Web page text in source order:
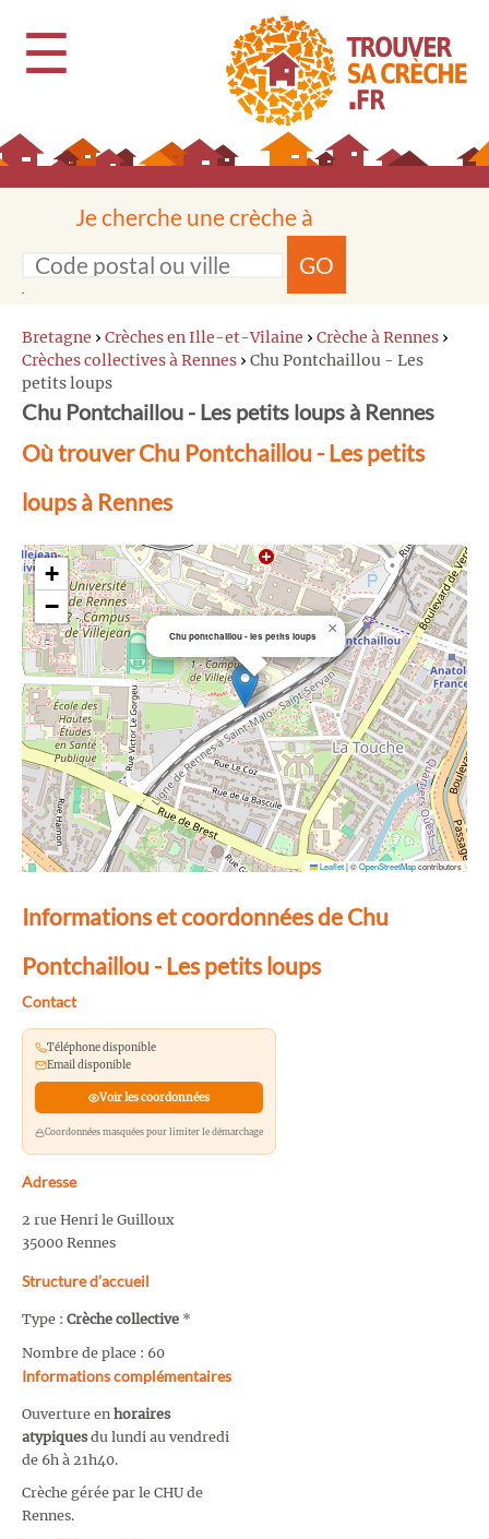
☰
Je cherche une crèche à
GO
Bretagne › Crèches en Ille-et-Vilaine › Crèche à Rennes ›
Crèches collectives à Rennes › Chu Pontchaillou - Les
petits loups
Chu Pontchaillou - Les petits loups à Rennes
Où trouver Chu Pontchaillou - Les petits
loups à Rennes
Chu pontchaillou - les petits loups ×
+
−
Leaflet|©OpenStreetMapcontributors
Informations et coordonnées de Chu
Pontchaillou - Les petits loups
Contact
Téléphone disponible
Email disponible
Voir les coordonnées
Coordonnées masquées pour limiter le démarchage
Adresse
2 rue Henri le Guilloux
35000 Rennes
Structure d’accueil
Type : Crèche collective *
Nombre de place : 60
Informations complémentaires
Ouverture en horaires
atypiquesdu lundi au vendredi
de 6h à 21h40.
Crèche gérée par le CHU de
Rennes.